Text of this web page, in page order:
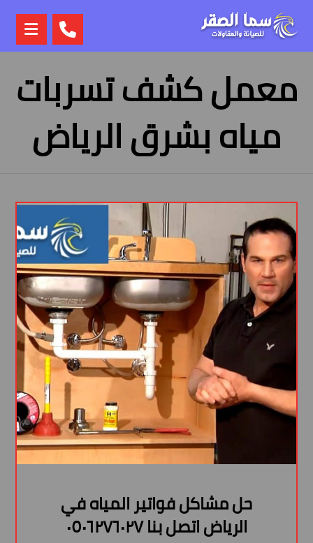
معمل كشف تسربات
مياه بشرق الرياض
حل مشاكل فواتير المياه في
الرياض اتصل بنا ٠٥٠٦٢٧٦٠٢٧